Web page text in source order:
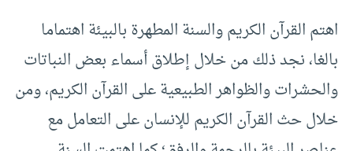
اهتم القرآن الكريم والسنة المطهرة بالبيئة اهتماما
بالغا، نجد ذلك من خلال إطلاق أسماء بعض النباتات
والحشرات والظواهر الطبيعية على القرآن الكريم، ومن
خلال حث القرآن الكريم للإنسان على التعامل مع